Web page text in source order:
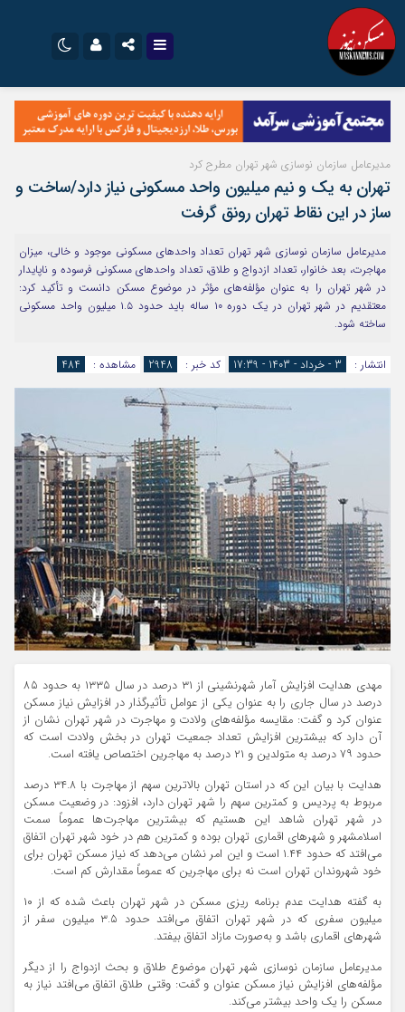
اینستاگرام
تلگرام
سروش
ایتا
اپلیکیشن
نام کاربری یا نشانی ایمیل
رمز عبور
مرا به خاطر بسپار
مدیرعامل سازمان نوسازی شهر تهران مطرح کرد
تهران به یک و نیم میلیون واحد مسکونی نیاز دارد/ساخت و
ساز در این نقاط تهران رونق گرفت
مدیرعامل سازمان نوسازی شهر تهران تعداد واحدهای مسکونی موجود و خالی، میزان
مهاجرت، بعد خانوار، تعداد ازدواج و طلاق، تعداد واحدهای مسکونی فرسوده و ناپایدار
در شهر تهران را به عنوان مؤلفه‌های مؤثر در موضوع مسکن دانست و تأکید کرد:
معتقدیم در شهر تهران در یک دوره ۱۰ ساله باید حدود ۱.۵ میلیون واحد مسکونی
ساخته شود.
انتشار : 3 - خرداد - 1403 - 17:39 کد خبر : 2948 مشاهده : 484
مهدی هدایت افزایش آمار شهرنشینی از ۳۱ درصد در سال ۱۳۳۵ به حدود ۸۵
درصد در سال جاری را به عنوان یکی از عوامل تأثیرگذار در افزایش نیاز مسکن
عنوان کرد و گفت: مقایسه مؤلفه‌های ولادت و مهاجرت در شهر تهران نشان از
آن دارد که بیشترین افزایش تعداد جمعیت تهران در بخش ولادت است که
حدود ۷۹ درصد به متولدین و ۲۱ درصد به مهاجرین اختصاص یافته است.
هدایت با بیان این که در استان تهران بالاترین سهم از مهاجرت با ۳۴.۸ درصد
مربوط به پردیس و کمترین سهم را شهر تهران دارد، افزود: در وضعیت مسکن
در شهر تهران شاهد این هستیم که بیشترین مهاجرت‌ها عموماً سمت
اسلامشهر و شهرهای اقماری تهران بوده و کمترین هم در خود شهر تهران اتفاق
می‌افتد که حدود ۱.۴۴ است و این امر نشان می‌دهد که نیاز مسکن تهران برای
خود شهروندان تهران است نه برای مهاجرین که عموماً مقدارش کم است.
به گفته هدایت عدم برنامه ریزی مسکن در شهر تهران باعث شده که از ۱۰
میلیون سفری که در شهر تهران اتفاق می‌افتد حدود ۳.۵ میلیون سفر از
شهرهای اقماری باشد و به‌صورت مازاد اتفاق بیفتد.
مدیرعامل سازمان نوسازی شهر تهران موضوع طلاق و بحث ازدواج را از دیگر
مؤلفه‌های افزایش نیاز مسکن عنوان و گفت: وقتی طلاق اتفاق می‌افتد نیاز به
مسکن را یک واحد بیشتر می‌کند.